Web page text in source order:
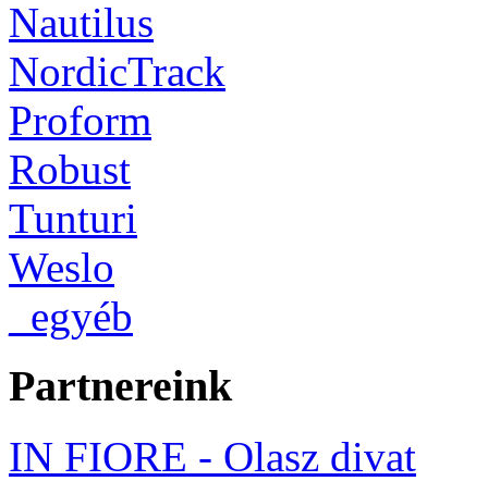
Nautilus
NordicTrack
Proform
Robust
Tunturi
Weslo
_egyéb
Partnereink
IN FIORE - Olasz divat